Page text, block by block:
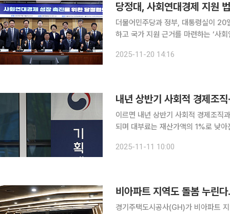
당정대, 사회연대경제 지원
더불어민주당과 정부, 대통령실이 20
하고 국가 지원 근거를 마련하는 ‘사회연대
환 대통령비서실 경청통합수석비서
2025-11-20 14:16
내년 상반기 사회적 경제조
이르면 내년 상반기 사회적 경제조직
되며 대부료는 재산가액의 1%로 낮아진다. 기획재정부는 11일 이러한 내용의 국유재
2025-11-11 10:00
경기주택도시공사(GH)가 비아파트